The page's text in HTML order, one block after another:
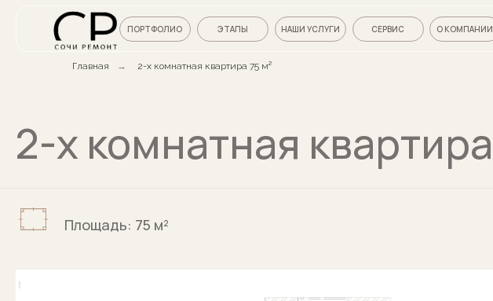
О КОМПАНИИ
ЭТАПЫ СЕРВИС
НАШИ УСЛУГИ
ПОРТФОЛИО
Главная → 2-х комнатная квартира 75 м²
2-х комнатная квартира
Площадь: 75 м²